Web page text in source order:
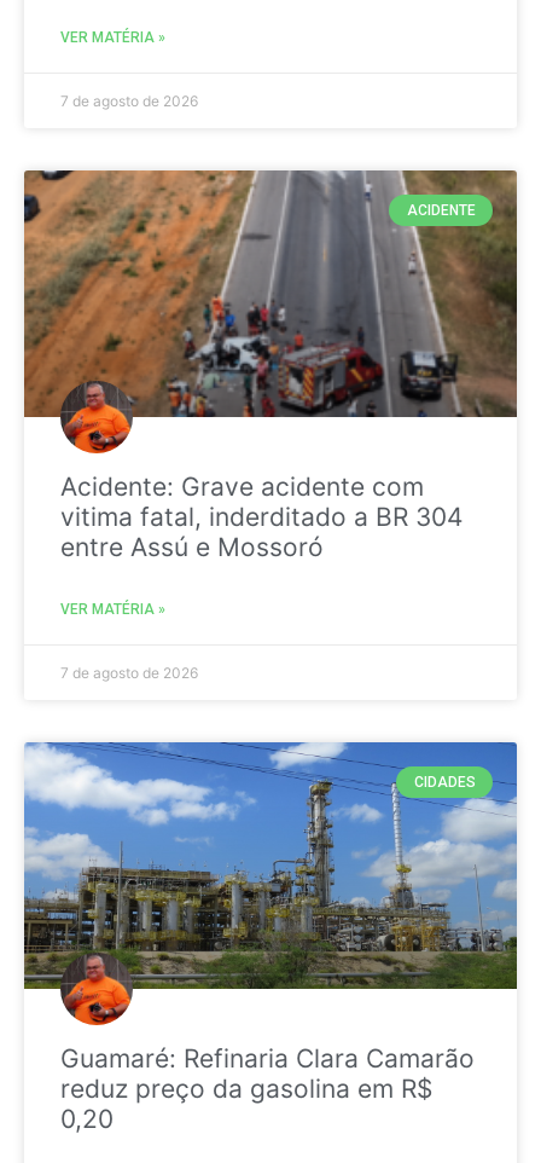
VER MATÉRIA »
7 de agosto de 2026
ACIDENTE
Acidente: Grave acidente com
vitima fatal, inderditado a BR 304
entre Assú e Mossoró
VER MATÉRIA »
7 de agosto de 2026
CIDADES
Guamaré: Refinaria Clara Camarão
reduz preço da gasolina em R$
0,20